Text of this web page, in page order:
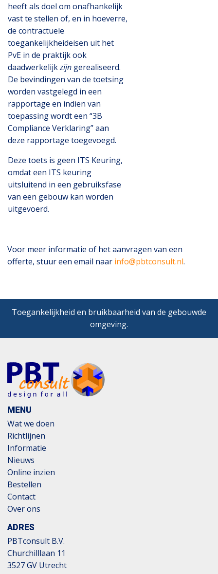
heeft als doel om onafhankelijk
vast te stellen of, en in hoeverre,
de contractuele
toegankelijkheideisen uit het
PvE in de praktijk ook
daadwerkelijkzijn gerealiseerd.
De bevindingen van de toetsing
worden vastgelegd in een
rapportage en indien van
toepassing wordt een “3B
Compliance Verklaring” aan
deze rapportage toegevoegd.
Deze toets is geen ITS Keuring,
omdat een ITS keuring
uitsluitend in een gebruiksfase
van een gebouw kan worden
uitgevoerd.
Voor meer informatie of het aanvragen van een
offerte, stuur een email naar info@pbtconsult.nl.
Toegankelijkheid en bruikbaarheid van de gebouwde
omgeving.
MENU
Wat we doen
Richtlijnen
Informatie
Nieuws
Online inzien
Bestellen
Contact
Over ons
ADRES
PBTconsult B.V.
Churchilllaan 11
3527 GV Utrecht